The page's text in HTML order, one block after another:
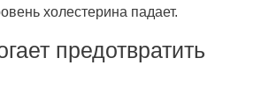
холестерина падает.
предотвратить